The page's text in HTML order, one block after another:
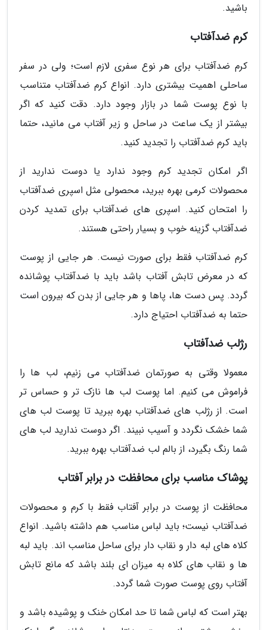
باشید.
کرم ضدآفتاب
کرم ضدآفتاب برای هر نوع سفری لازم است؛ ولی در سفر
ساحلی اهمیت بیشتری دارد. انواع کرم ضدآفتاب متناسب
با نوع پوست شما در بازار وجود دارد. دقت کنید که اگر
بیشتر از یک ساعت در ساحل و زیر آفتاب می مانید، حتما
باید کرم ضدآفتاب را تجدید کنید.
اگر امکان تجدید کرم وجود ندارد یا دوست ندارید از
محصولات کرمی بهره ببرید، محصولی مثل اسپری ضدآفتاب
را امتحان کنید. اسپری های ضدآفتاب برای تمدید کردن
ضدآفتاب گزینه خوب و بسیار راحتی هستند.
کرم ضدآفتاب فقط برای صورت نیست. هر جایی از پوست
که در معرض تابش آفتاب باشد باید با ضدآفتاب پوشانده
گردد. پس دست ها، پاها و هر جایی از بدن که بیرون است
حتما به ضدآفتاب احتیاج دارد.
رژلب ضدآفتاب
معمولا وقتی به صورتمان ضدآفتاب می زنیم، لب ها را
فراموش می کنیم. اما پوست لب ها نازک تر و حساس تر
است. از رژلب های ضدآفتاب بهره ببرید تا پوست لب های
شما خشک نگردد و آسیب نبیند. اگر دوست ندارید لب های
شما رنگ بگیرد، از بالم لب ضدآفتاب بهره ببرید.
پوشاک مناسب برای محافظت در برابر آفتاب
محافظت از پوست در برابر آفتاب فقط با کرم و محصولات
ضدآفتاب نیست؛ باید لباس مناسب هم داشته باشید. انواع
کلاه های لبه دار و نقاب دار برای ساحل مناسب اند. باید لبه
ها و نقاب های کلاه به میزان ای بلند باشد که مانع تابش
آفتاب روی پوست صورت شما گردد.
بهتر است که لباس شما تا حد امکان خنک و پوشیده باشد و